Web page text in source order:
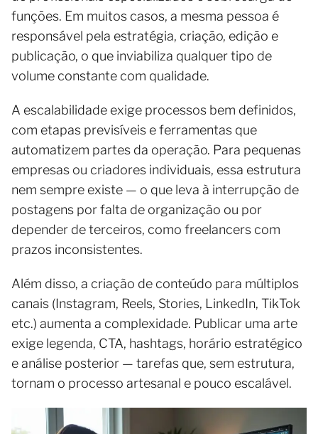
funções. Em muitos casos, a mesma pessoa é
responsável pela estratégia, criação, edição e
publicação, o que inviabiliza qualquer tipo de
volume constante com qualidade.
A escalabilidade exige processos bem definidos,
com etapas previsíveis e ferramentas que
automatizem partes da operação. Para pequenas
empresas ou criadores individuais, essa estrutura
nem sempre existe — o que leva à interrupção de
postagens por falta de organização ou por
depender de terceiros, como freelancers com
prazos inconsistentes.
Além disso, a criação de conteúdo para múltiplos
canais (Instagram, Reels, Stories, LinkedIn, TikTok
etc.) aumenta a complexidade. Publicar uma arte
exige legenda, CTA, hashtags, horário estratégico
e análise posterior — tarefas que, sem estrutura,
tornam o processo artesanal e pouco escalável.